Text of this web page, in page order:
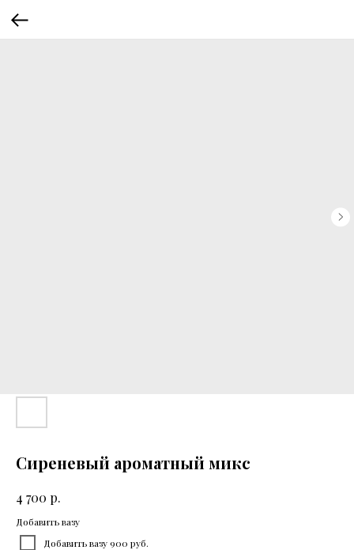
Сиреневый ароматный микс
4 700 р.
Добавить вазу
Добавить вазу 900 руб.